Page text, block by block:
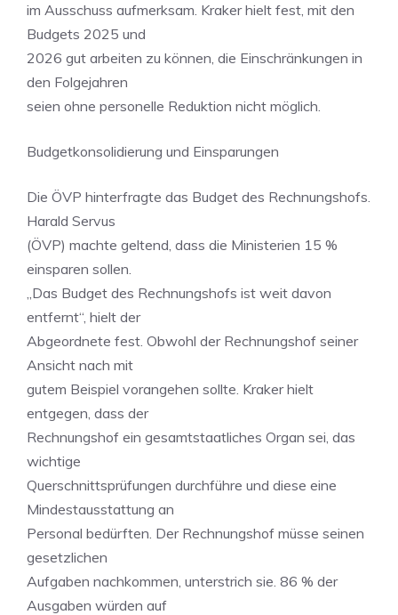
im Ausschuss aufmerksam. Kraker hielt fest, mit den
Budgets 2025 und
2026 gut arbeiten zu können, die Einschränkungen in
den Folgejahren
seien ohne personelle Reduktion nicht möglich.
Budgetkonsolidierung und Einsparungen
Die ÖVP hinterfragte das Budget des Rechnungshofs.
Harald Servus
(ÖVP) machte geltend, dass die Ministerien 15 %
einsparen sollen.
„Das Budget des Rechnungshofs ist weit davon
entfernt“, hielt der
Abgeordnete fest. Obwohl der Rechnungshof seiner
Ansicht nach mit
gutem Beispiel vorangehen sollte. Kraker hielt
entgegen, dass der
Rechnungshof ein gesamtstaatliches Organ sei, das
wichtige
Querschnittsprüfungen durchführe und diese eine
Mindestausstattung an
Personal bedürften. Der Rechnungshof müsse seinen
gesetzlichen
Aufgaben nachkommen, unterstrich sie. 86 % der
Ausgaben würden auf